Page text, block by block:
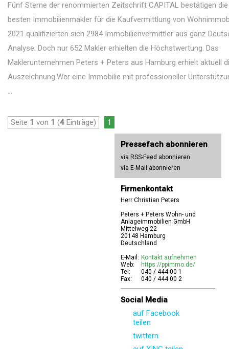
Fünf Sterne der renommierten Zeitschrift CAPITAL bestätigen
besten Immobilienmakler für die Kaufvermittlung von
2021 qualifizierten sich 2984 Immobilienvermittler aus ganz
Analyse. Doch nur 652 Makler erhielten die Höchstwertung. Das
Maklerunternehmen Peters + Peters aus Hamburg erhielt aktuell
Auszeichnung.Wer eine Immobilie mit professioneller
...
Seite 1 von 1 (4 Einträge) 1
Pressefach abonnieren
via RSS-Feed abonnieren
via E-Mail abonnieren
Firmenkontakt
Herr Christian Peters
Peters + Peters Wohn- und
Anlageimmobilien GmbH
Mittelweg 22
20148 Hamburg
Deutschland
E-Mail: Kontakt aufnehmen
Web:
https://ppimmo.de/
Tel:
040 / 444 00 1
Fax:
040 / 444 00 2
Social Media
auf Facebook
teilen
twittern